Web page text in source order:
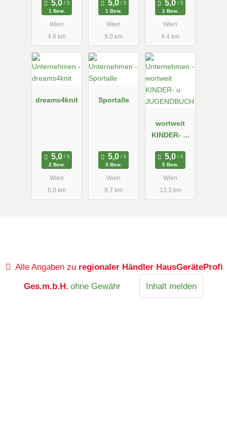
1 Bew.
Wien
4.8 km
1 Bew.
Wien
9.0 km
1 Bew.
Wien
9.4 km
dreams4knit
2 Bew.
Wien
6.0 km
Sportalle
3 Bew.
Wien
8.7 km
wortweit
KINDER- u.
H
5 Bew.
Wien
13.3 km
Alle Angaben zu regionaler Händler HausGeräteProfi
Ges.m.b.H. ohne Gewähr Inhalt melden